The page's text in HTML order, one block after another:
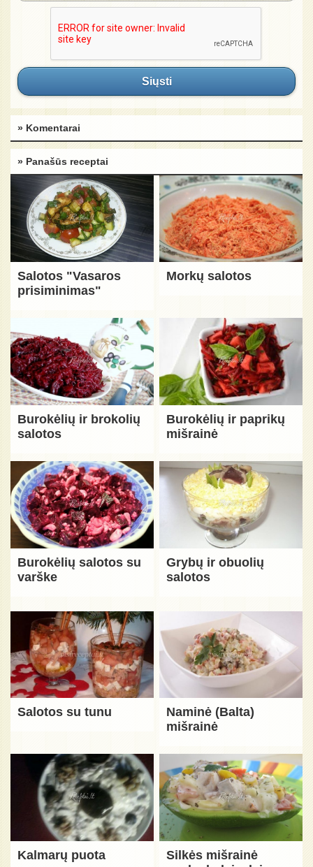
Siųsti
» Komentarai
» Panašūs receptai
Salotos "Vasaros
prisiminimas"
Morkų salotos
Burokėlių ir brokolių
salotos
Burokėlių ir paprikų
mišrainė
Burokėlių salotos su
varške
Grybų ir obuolių
salotos
Salotos su tunu
Naminė (Balta)
mišrainė
Kalmarų puota
Silkės mišrainė